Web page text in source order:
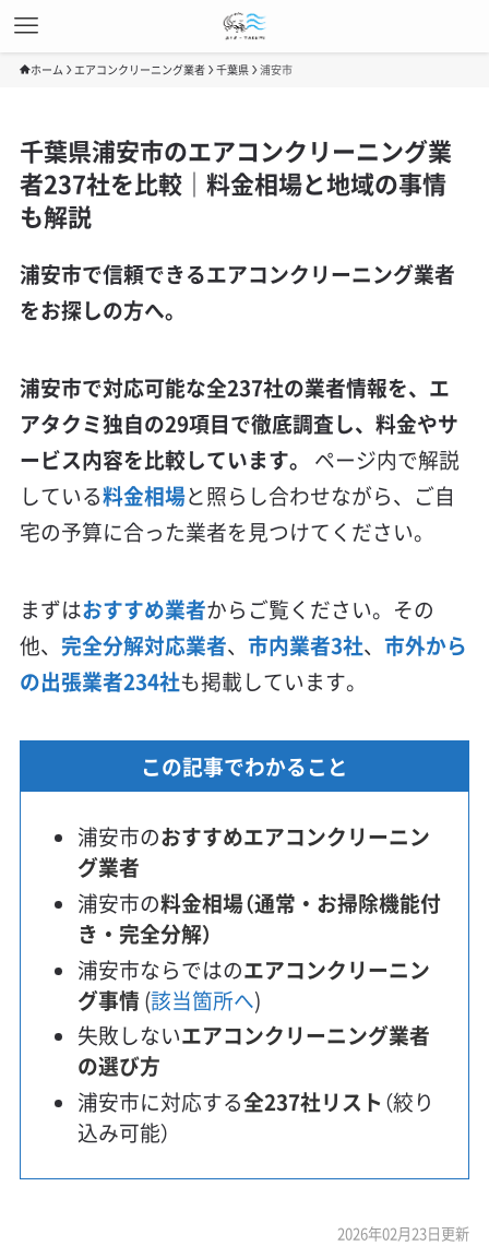
ホーム エアコンクリーニング業者 千葉県 浦安市
千葉県浦安市のエアコンクリーニング業
者237社を比較｜料金相場と地域の事情
も解説
浦安市で信頼できるエアコンクリーニング業者
をお探しの方へ。
浦安市で対応可能な全237社の業者情報を、エ
アタクミ独自の29項目で徹底調査し、料金やサ
ービス内容を比較しています。
ページ内で解説
している料金相場と照らし合わせながら、ご自
宅の予算に合った業者を見つけてください。
まずはおすすめ業者からご覧ください。その
他、 完全分解対応業者、 市内業者3社、 市外から
の出張業者234社も掲載しています。
この記事でわかること
浦安市のおすすめエアコンクリーニン
グ業者
浦安市の料金相場（通常・お掃除機能付
き・完全分解）
浦安市ならではのエアコンクリーニン
グ事情 (該当箇所へ)
失敗しないエアコンクリーニング業者
の選び方
浦安市に対応する全237社リスト （絞り
込み可能）
2026年02月23日更新